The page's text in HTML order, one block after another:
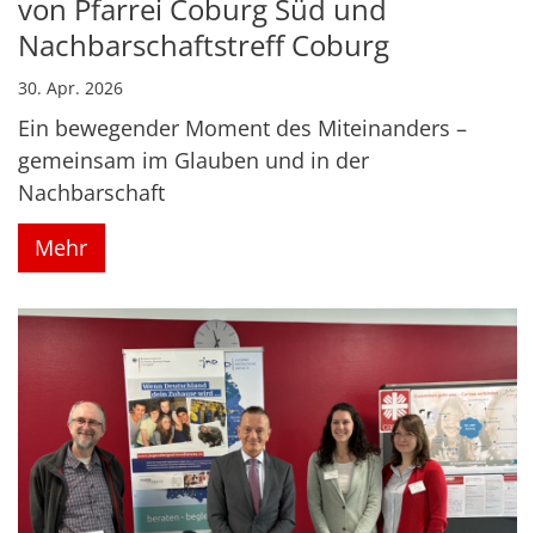
von Pfarrei Coburg Süd und
Nachbarschaftstreff Coburg
30. Apr. 2026
Ein bewegender Moment des Miteinanders –
gemeinsam im Glauben und in der
Nachbarschaft
Mehr